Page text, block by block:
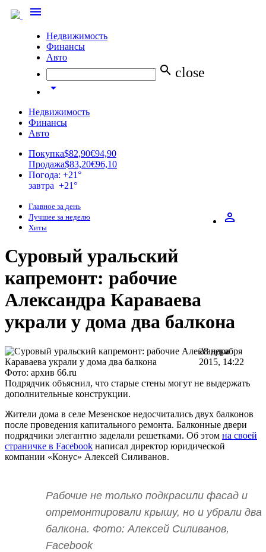
menu
Недвижимость
Финансы
Авто
search close
arrow_drop_down
Недвижимость
Финансы
Авто
Покупка$82,90€94,90
Продажа$83,20€96,10
Погода: +21°
завтра +21°
perm_identity
Главное за день
Лучшее за неделю
Хиты
Суровый уральский
капремонт: рабочие
Александра Караваева
украли у дома два балкона
28 декабря
2015, 14:22
Фото: архив 66.ru
Подрядчик объяснил, что старые стены могут не выдержать
дополнительные конструкции.
Жители дома в селе Мезенское недосчитались двух балконов
после проведения капитального ремонта. Балконные двери
подрядчики элегантно заделали решетками. Об этом на своей
страничке в Facebook написал директор юридической
компании «Конус» Алексей Силиванов.
Рабочие не только подкрасили фасад и
отремонтировали крышу, но и убрали два
балкона. Фото: Алексей Силиванов,
Facebook